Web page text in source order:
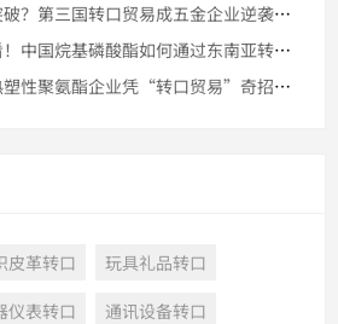
美国反倾销壁垒难以突破？第三国转口贸易成五金企业逆袭法宝
美国规避贸易壁垒必看！中国烷基磷酸酯如何通过东南亚转口进入美
印度重税压顶！中国热塑性聚氨酯企业凭“转口贸易”奇招重返市场
皮革转口
玩具礼品转口
仪表转口 通讯设备转口